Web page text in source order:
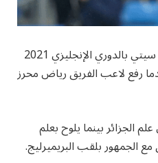
شهدت مراسم تتويج مانشستر سيتي بالدوري الإنجليزي 2021
رفع لاعب الفريق رياض محرز
الجزائر بينما يلوح بعلم
الجمهور بلقب البريميرليج.